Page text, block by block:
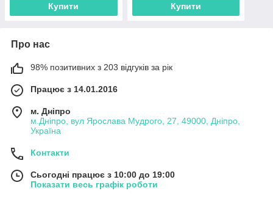
Купити Купити
Про нас
98% позитивних з 203 відгуків за рік
Працює з 14.01.2016
м. Дніпро
м.Дніпро, вул Ярослава Мудрого, 27, 49000, Дніпро,
Україна
Контакти
Сьогодні працює з 10:00 до 19:00
Показати весь графік роботи